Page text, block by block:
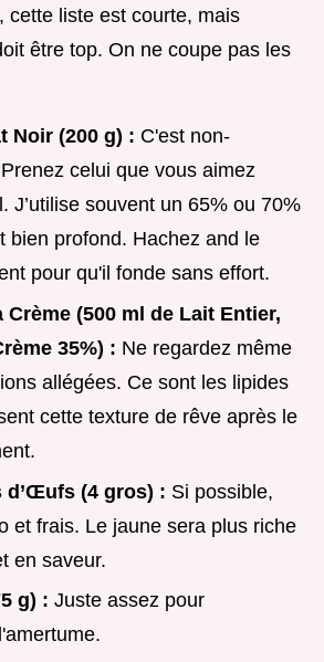
cette liste est courte, mais
être top. On ne coupe pas les
Noir (200 g) : C'est non-
celui que vous aimez
J’utilise souvent un 65% ou 70%
bien profond. Hachez and le
pour qu'il fonde sans effort.
Crème (500 ml de Lait Entier,
35%) : Ne regardez même
allégées. Ce sont les lipides
cette texture de rêve après le
d’Œufs (4 gros) : Si possible,
et frais. Le jaune sera plus riche
en saveur.
g) : Juste assez pour